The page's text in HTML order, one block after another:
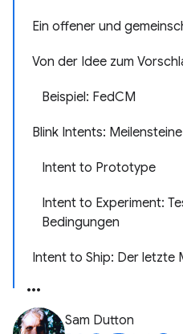
Ein offener und
Von der Idee zum
Beispiel: FedCM
Blink Intents:
Intent to Prototype
Intent to Experiment:
Bedingungen
Intent to Ship: Der letzte
Sam Dutton